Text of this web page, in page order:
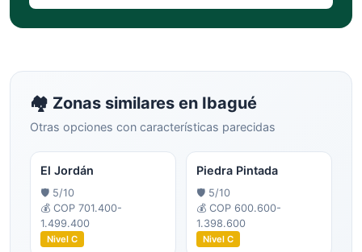
🏘️ Zonas similares en Ibagué
Otras opciones con características parecidas
El Jordán
🛡️ 5/10
💰 COP 701.400-
1.499.400
Nivel C
Piedra Pintada
🛡️ 5/10
💰 COP 600.600-
1.398.600
Nivel C